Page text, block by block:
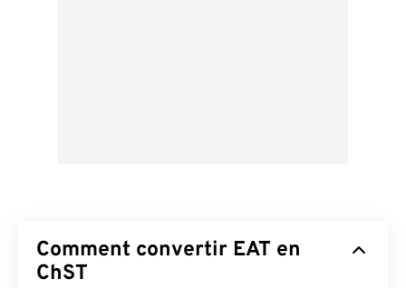
Comment convertir EAT en
ChST